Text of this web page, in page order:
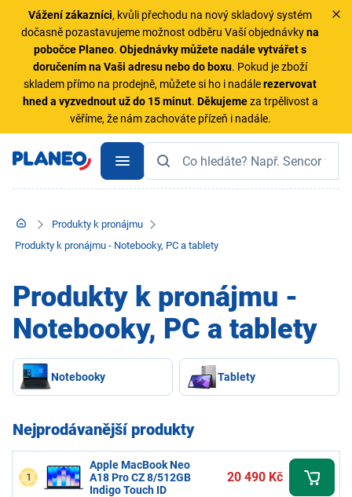
Vážení zákazníci, kvůli přechodu na nový skladový systém
dočasně pozastavujeme možnost odběru Vaší objednávkyna
pobočce Planeo.Objednávky můžete nadále vytvářet s
doručením na Vaši adresu nebo do boxu. Pokud je zboží
skladem přímo na prodejně, můžete si ho i nadálerezervovat
hned a vyzvednout už do 15 minut. Děkujemeza trpělivost a
věříme, že nám zachováte přízeň i nadále.
Produkty k pronájmu
Produkty k pronájmu - Notebooky, PC a tablety
Produkty k pronájmu -
Notebooky, PC a tablety
Notebooky Tablety
Nejprodávanější produkty
1
Apple MacBook Neo
A18 Pro CZ 8/512GB
Indigo Touch ID
20 490 Kč